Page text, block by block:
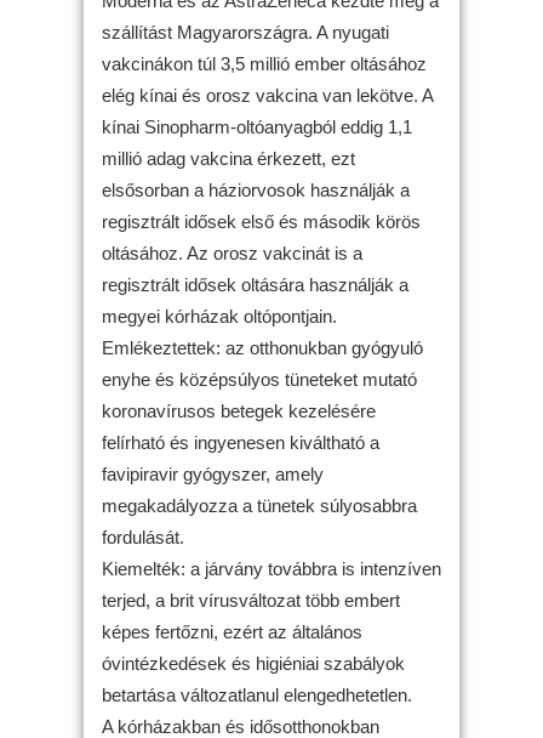
szállítást Magyarországra. A nyugati
vakcinákon túl 3,5 millió ember oltásához
elég kínai és orosz vakcina van lekötve. A
kínai Sinopharm-oltóanyagból eddig 1,1
millió adag vakcina érkezett, ezt
elsősorban a háziorvosok használják a
regisztrált idősek első és második körös
oltásához. Az orosz vakcinát is a
regisztrált idősek oltására használják a
megyei kórházak oltópontjain.
Emlékeztettek: az otthonukban gyógyuló
enyhe és középsúlyos tüneteket mutató
koronavírusos betegek kezelésére
felírható és ingyenesen kiváltható a
favipiravir gyógyszer, amely
megakadályozza a tünetek súlyosabbra
fordulását.
Kiemelték: a járvány továbbra is intenzíven
terjed, a brit vírusváltozat több embert
képes fertőzni, ezért az általános
óvintézkedések és higiéniai szabályok
betartása változatlanul elengedhetetlen.
A kórházakban és idősotthonokban